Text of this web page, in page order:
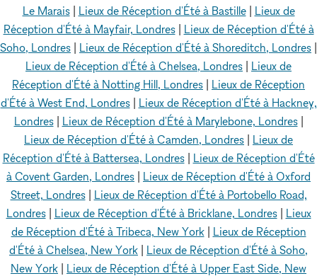
Le Marais| Lieux de Réception d'Été à Bastille| Lieux de
Réception d'Été à Mayfair, Londres| Lieux de Réception d'Été à
Soho, Londres
Lieux de Réception d'Été à Shoreditch, Londres
Lieux de Réception d'Été à Chelsea, Londres
Lieux de
Réception d'Été à Notting Hill, Londres
Lieux de Réception
d'Été à West End, Londres| Lieux de Réception d'Été à Hackney,
Londres| Lieux de Réception d'Été à Marylebone, Londres|
Lieux de Réception d'Été à Camden, Londres
Lieux de
Réception d'Été à Battersea, Londres| Lieux de Réception d'Été
à Covent Garden, Londres
Lieux de Réception d'Été à Oxford
Street, Londres| Lieux de Réception d'Été à Portobello Road,
Londres| Lieux de Réception d'Été à Bricklane, Londres| Lieux
de Réception d'Été à Tribeca, New York| Lieux de Réception
d'Été à Chelsea, New York
Lieux de Réception d'Été à Soho,
New York
Lieux de Réception d'Été à Upper East Side, New